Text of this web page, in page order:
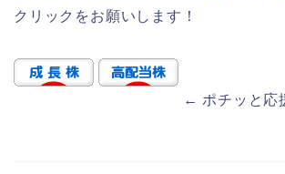
クリックをお願いします！
← ポチッと応